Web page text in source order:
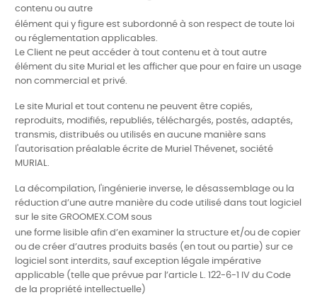
contenu ou autre
élément qui y figure est subordonné à son respect de toute loi
ou réglementation applicables.
Le Client ne peut accéder à tout contenu et à tout autre
élément du site Murial et les afficher que pour en faire un usage
non commercial et privé.
Le site Murial et tout contenu ne peuvent être copiés,
reproduits, modifiés, republiés, téléchargés, postés, adaptés,
transmis, distribués ou utilisés en aucune manière sans
l'autorisation préalable écrite de Muriel Thévenet, société
MURIAL.
La décompilation, l'ingénierie inverse, le désassemblage ou la
réduction d’une autre manière du code utilisé dans tout logiciel
sur le site GROOMEX.COM sous
une forme lisible afin d’en examiner la structure et/ou de copier
ou de créer d’autres produits basés (en tout ou partie) sur ce
logiciel sont interdits, sauf exception légale impérative
applicable (telle que prévue par l’article L. 122-6-1 IV du Code
de la propriété intellectuelle)